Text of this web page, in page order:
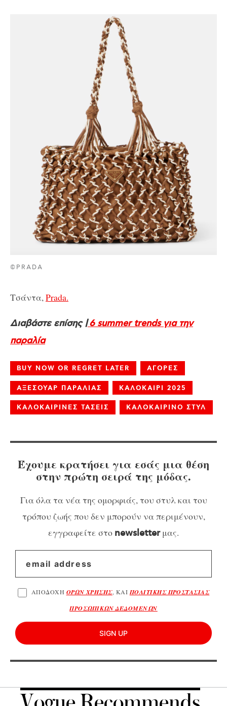
©PRADA
Τσάντα,Prada.
Διαβάστε επίσης |6 summer trends για την
παραλία
BUY NOW OR REGRET LATER ΑΓΟΡΕΣ
ΑΞΕΣΟΥΑΡ ΠΑΡΑΛΙΑΣ ΚΑΛΟΚΑΙΡΙ 2025
ΚΑΛΟΚΑΙΡΙΝΕΣ ΤΑΣΕΙΣ ΚΑΛΟΚΑΙΡΙΝΟ ΣΤΥΛ
Έχουμε κρατήσει για εσάς μια θέση
στην πρώτη σειρά της μόδας.
Για όλα τα νέα της ομορφιάς, του στυλ και του
τρόπου ζωής που δεν μπορούν να περιμένουν,
εγγραφείτε στο newsletterμας.
ΑΠΟΔΟΧΗ ΟΡΩΝ ΧΡΗΣΗΣ, ΚΑΙ ΠΟΛΙΤΙΚΗΣ ΠΡΟΣΤΑΣΙΑΣ
ΠΡΟΣΩΠΙΚΩΝ ΔΕΔΟΜΕΝΩΝ
SIGN UP